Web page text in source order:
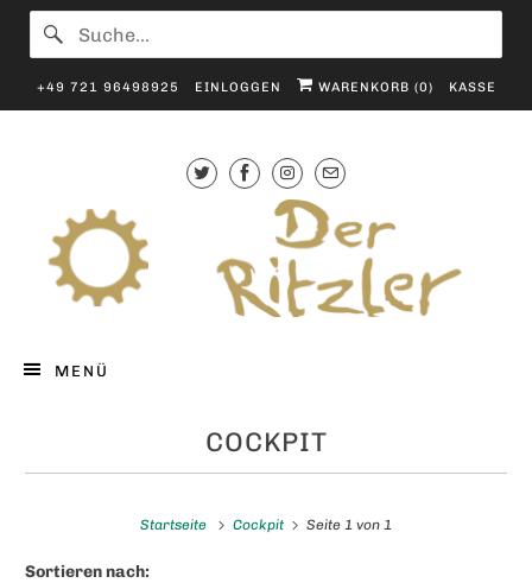
+49 721 96498925 EINLOGGEN WARENKORB (0) KASSE
MENÜ
COCKPIT
Startseite Cockpit Seite 1 von 1
Sortieren nach: